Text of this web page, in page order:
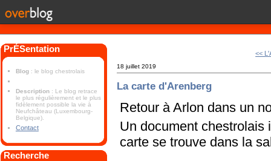
PrÉSentation
Blog : le blog chestrolais
Description : Le blog retrace
le plus régulièrement et le plus
fidèlement possible la vie à
Neufchâteau (Luxembourg-
Belgique).
Contact
Recherche
<<
18 juillet 2019
La carte d'Arenberg
Retour à Arlon dans un
Un document chestrolais
carte se trouve dans la